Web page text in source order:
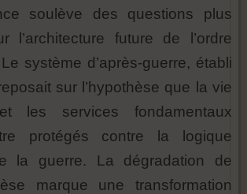
soulève des questions plus
l’architecture future de l’ordre
système d’après-guerre, établi
sur l’hypothèse que la vie
les services fondamentaux
protégés contre la logique
la guerre. La dégradation de
marque une transformation